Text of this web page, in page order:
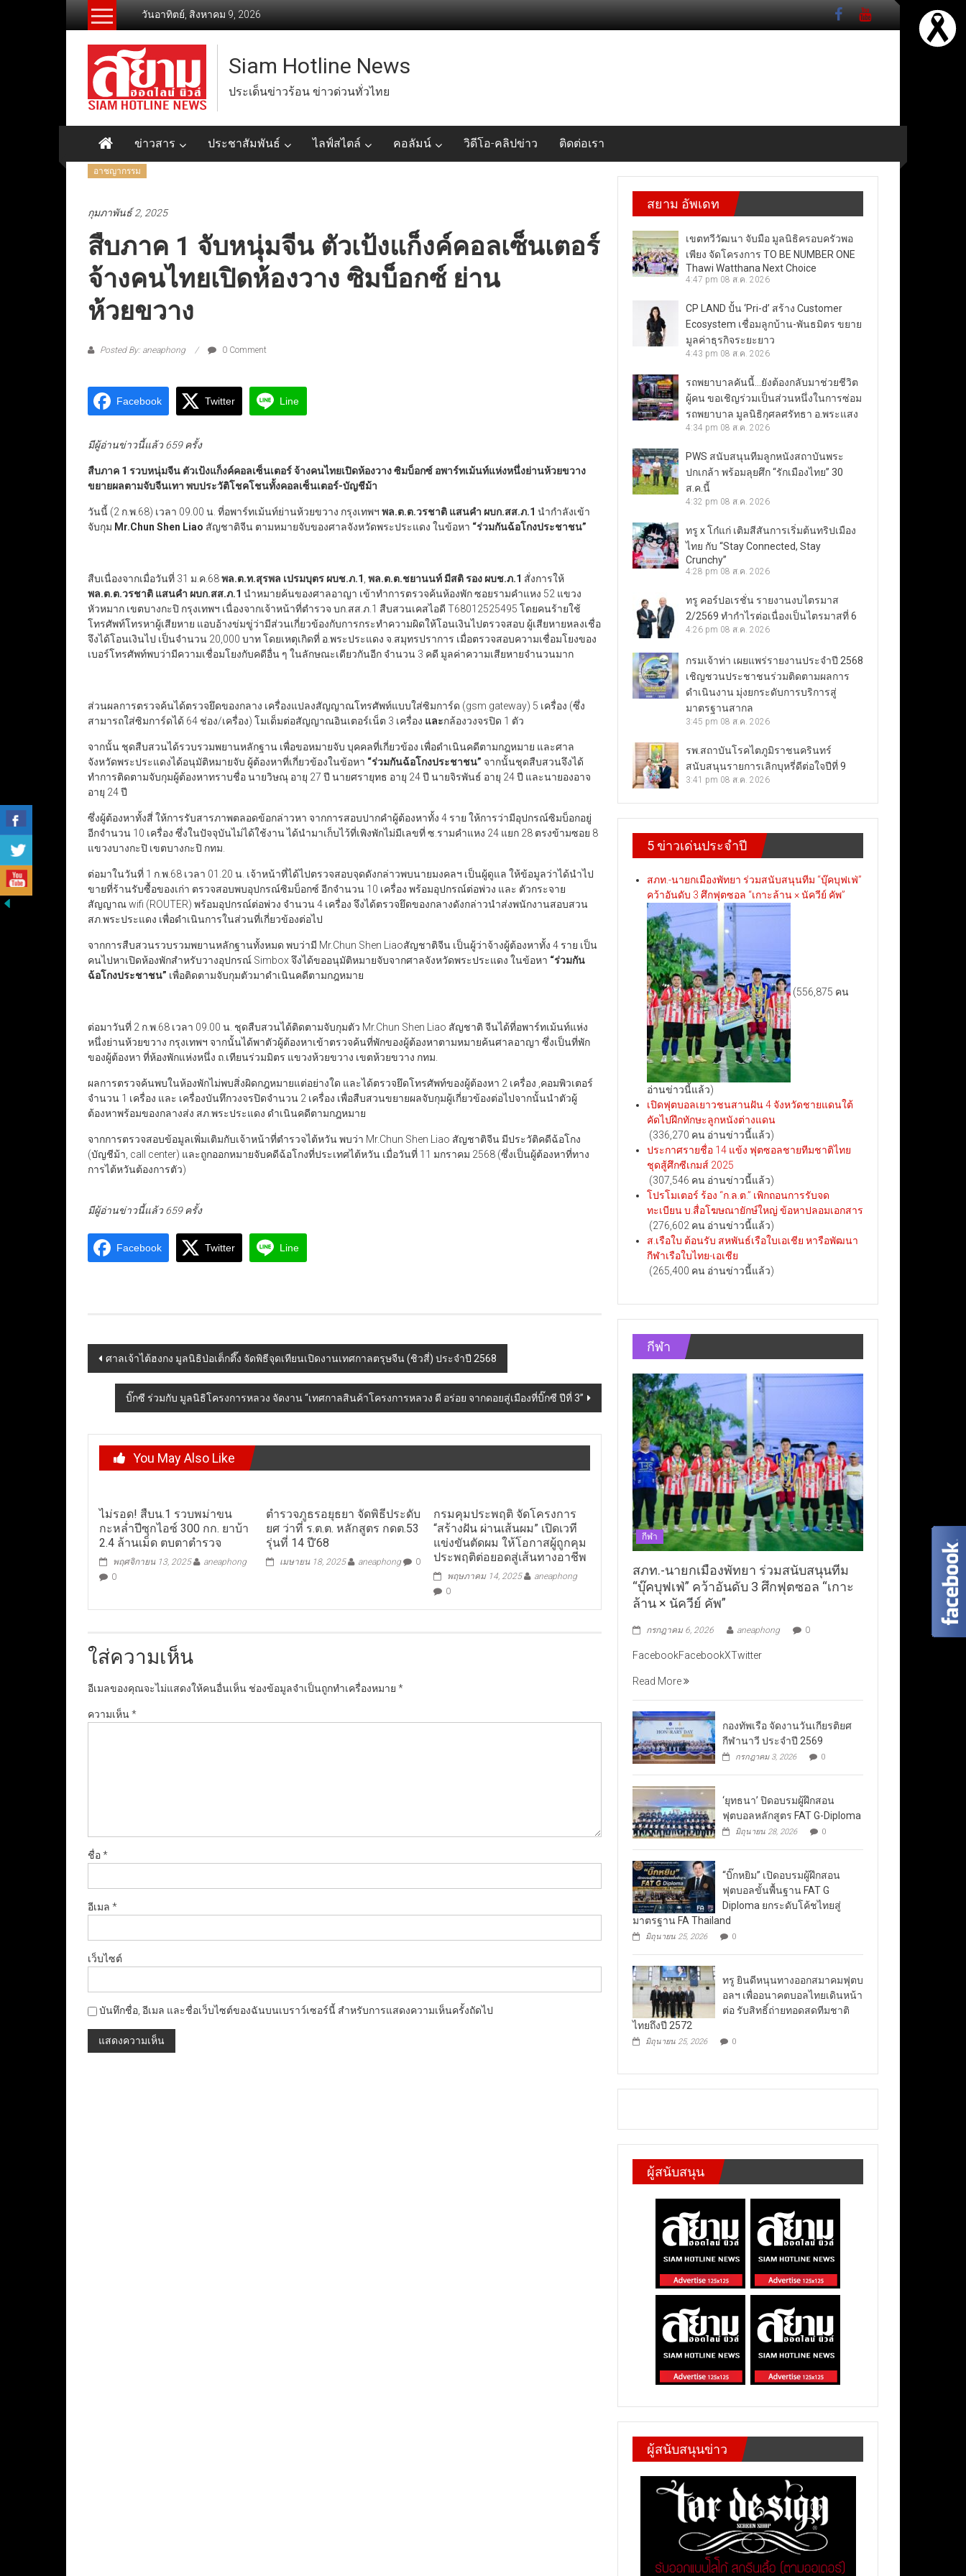
วันอาทิตย์, สิงหาคม 9, 2026
Siam Hotline News
ประเด็นข่าวร้อน ข่าวด่วนทั่วไทย
ข่าวสาร ประชาสัมพันธ์ ไลฟ์สไตล์ คอลัมน์ วิดีโอ-คลิปข่าว ติดต่อเรา
อาชญากรรม
กุมภาพันธ์ 2, 2025
สืบภาค 1 จับหนุ่มจีน ตัวเป้งแก็งค์คอลเซ็นเตอร์
จ้างคนไทยเปิดห้องวาง ซิมบ็อกซ์ ย่าน
ห้วยขวาง
Posted By: aneaphong 0 Comment
Facebook Twitter Line
มีผู้อ่านข่าวนี้แล้ว 659 ครั้ง
สืบภาค 1 รวบหนุ่มจีน ตัวเป้งแก็งค์คอลเซ็นเตอร์ จ้างคนไทยเปิดห้องวาง ซิมบ็อกซ์ อพาร์ทเม้นท์แห่งหนึ่งย่านห้วยขวาง
ขยายผลตามจับจีนเทา พบประวัติโชคโชนทั้งคอลเซ็นเตอร์-บัญชีม้า
วันนี้ (2 ก.พ.68) เวลา 09.00 น. ที่อพาร์ทเม้นท์ย่านห้วยขวาง กรุงเทพฯ พล.ต.ต.วรชาติ แสนคำ ผบก.สส.ภ.1 นำกำลังเข้า
จับกุม Mr.Chun Shen Liao สัญชาติจีน ตามหมายจับของศาลจังหวัดพระประแดง ในข้อหา “ร่วมกันฉ้อโกงประชาชน”
สืบเนื่องจากเมื่อวันที่ 31 ม.ค.68พล.ต.ท.สุรพล เปรมบุตร ผบช.ภ.1 พล.ต.ต.ชยานนท์ มีสติ รอง ผบช.ภ.1 สั่งการให้
พล.ต.ต.วรชาติ แสนคำ ผบก.สส.ภ.1 นำหมายค้นของศาลอาญา เข้าทำการตรวจค้นห้องพัก ซอยรามคำแหง 52 แขวง
หัวหมาก เขตบางกะปิ กรุงเทพฯ เนื่องจากเจ้าหน้าที่ตำรวจ บก.สส.ภ.1 สืบสวนเคสไอดี T68012525495 โดยคนร้ายใช้
โทรศัพท์โทรหาผู้เสียหาย แอบอ้างข่มขู่ว่ามีส่วนเกี่ยวข้องกับการกระทำความผิดให้โอนเงินไปตรวจสอบ ผู้เสียหายหลงเชื่อ
จึงได้โอนเงินไป เป็นจำนวน 20,000 บาท โดยเหตุเกิดที่ อ.พระประแดง จ.สมุทรปราการ เมื่อตรวจสอบความเชื่อมโยงของ
เบอร์โทรศัพท์พบว่ามีความเชื่อมโยงกับคดีอื่น ๆ ในลักษณะเดียวกันอีก จำนวน 3 คดี มูลค่าความเสียหายจำนวนมาก
ส่วนผลการตรวจค้นได้ตรวจยึดของกลาง เครื่องแปลงสัญญาณโทรศัพท์แบบใส่ซิมการ์ด (gsm gateway) 5 เครื่อง (ซึ่ง
สามารถใส่ซิมการ์ดได้ 64 ช่อง/เครื่อง) โมเด็มต่อสัญญาณอินเตอร์เน็ต 3 เครื่อง และกล้องวงจรปิด 1 ตัว
จากนั้น ชุดสืบสวนได้รวบรวมพยานหลักฐาน เพื่อขอหมายจับ บุคคลที่เกี่ยวข้อง เพื่อดำเนินคดีตามกฎหมาย และศาล
จังหวัดพระประแดงได้อนุมัติหมายจับ ผู้ต้องหาที่เกี่ยวข้องในข้อหา “ร่วมกันฉ้อโกงประชาชน” จากนั้นชุดสืบสวนจึงได้
ทำการติดตามจับกุมผู้ต้องหาทราบชื่อ นายวิษณุ อายุ 27 ปี นายศรายุทธ อายุ 24 ปี นายจิรพันธ์ อายุ 24 ปี และนายองอาจ
อายุ 24 ปี
ซึ่งผู้ต้องหาทั้งสี่ ให้การรับสารภาพตลอดข้อกล่าวหา จากการสอบปากคำผู้ต้องหาทั้ง 4 ราย ให้การว่ามีอุปกรณ์ซิมบ็อกอยู่
อีกจำนวน 10 เครื่อง ซึ่งในปัจจุบันไม่ได้ใช้งาน ได้นำมาเก็บไว้ที่เพิงพักไม่มีเลขที่ ซ.รามคำแหง 24 แยก 28 ตรงข้ามซอย 8
แขวงบางกะปิ เขตบางกะปิ กทม.
ต่อมาในวันที่ 1 ก.พ.68 เวลา 01.20 น. เจ้าหน้าที่ได้ไปตรวจสอบจุดดังกล่าวพบนายมงคลฯ เป็นผู้ดูแล ให้ข้อมูลว่าได้นำไป
ขายที่ร้านรับซื้อของเก่า ตรวจสอบพบอุปกรณ์ซิมบ็อกซ์ อีกจำนวน 10 เครื่อง พร้อมอุปกรณ์ต่อพ่วง และ ตัวกระจาย
สัญญาณ wifi (ROUTER) พร้อมอุปกรณ์ต่อพ่วง จำนวน 4 เครื่อง จึงได้ตรวจยึดของกลางดังกล่าวนำส่งพนักงานสอบสวน
สภ.พระประแดง เพื่อดำเนินการในส่วนที่เกี่ยวข้องต่อไป
จากการสืบสวนรวบรวมพยานหลักฐานทั้งหมด พบว่ามี Mr.Chun Shen Liaoสัญชาติจีน เป็นผู้ว่าจ้างผู้ต้องหาทั้ง 4 ราย เป็น
คนไปหาเปิดห้องพักสำหรับวางอุปกรณ์ Simbox จึงได้ขออนุมัติหมายจับจากศาลจังหวัดพระประแดง ในข้อหา “ร่วมกัน
ฉ้อโกงประชาชน” เพื่อติดตามจับกุมตัวมาดำเนินคดีตามกฎหมาย
ต่อมาวันที่ 2 ก.พ.68 เวลา 09.00 น. ชุดสืบสวนได้ติดตามจับกุมตัว Mr.Chun Shen Liao สัญชาติ จีนได้ที่อพาร์ทเม้นท์แห่ง
หนึ่งย่านห้วยขวาง กรุงเทพฯ จากนั้นได้พาตัวผู้ต้องหาเข้าตรวจค้นที่พักของผู้ต้องหาตามหมายค้นศาลอาญา ซึ่งเป็นที่พัก
ของผู้ต้องหา ที่ห้องพักแห่งหนึ่ง ถ.เทียนร่วมมิตร แขวงห้วยขวาง เขตห้วยขวาง กทม.
ผลการตรวจค้นพบในห้องพักไม่พบสิ่งผิดกฎหมายแต่อย่างใด และได้ตรวจยึดโทรศัพท์ของผู้ต้องหา 2 เครื่อง ,คอมพิวเตอร์
จำนวน 1 เครื่อง และ เครื่องบันทึกวงจรปิดจำนวน 2 เครื่อง เพื่อสืบสวนขยายผลจับกุมผู้เกี่ยวข้องต่อไปจากนั้นนำตัวผู้
ต้องหาพร้อมของกลางส่ง สภ.พระประแดง ดำเนินคดีตามกฎหมาย
จากการตรวจสอบข้อมูลเพิ่มเติมกับเจ้าหน้าที่ตำรวจไต้หวัน พบว่า Mr.Chun Shen Liao สัญชาติจีน มีประวัติคดีฉ้อโกง
(บัญชีม้า, call center) และถูกออกหมายจับคดีฉ้อโกงที่ประเทศไต้หวัน เมื่อวันที่ 11 มกราคม 2568 (ซึ่งเป็นผู้ต้องหาที่ทาง
การไต้หวันต้องการตัว)
มีผู้อ่านข่าวนี้แล้ว 659 ครั้ง
Facebook Twitter Line
Post
navigation
ศาลเจ้าไต้ฮงกง มูลนิธิป่อเต็กตึ๊ง จัดพิธีจุดเทียนเปิดงานเทศกาลตรุษจีน (ชิวสี่) ประจำปี 2568
บิ๊กซี ร่วมกับ มูลนิธิโครงการหลวง จัดงาน “เทศกาลสินค้าโครงการหลวง ดี อร่อย จากดอยสู่เมืองที่บิ๊กซี ปีที่ 3”
You May Also Like
ไม่รอด! สืบน.1 รวบพม่าขน
กะหล่ำปีซุกไอซ์ 300 กก. ยาบ้า
2.4 ล้านเม็ด ตบตาตำรวจ
พฤศจิกายน 13, 2025
aneaphong
0
ตำรวจภูธรอยุธยา จัดพิธีประดับ
ยศ ว่าที่ ร.ต.ต. หลักสูตร กดต.53
รุ่นที่ 14 ปี’68
เมษายน 18, 2025 aneaphong 0
กรมคุมประพฤติ จัดโครงการ
“สร้างฝัน ผ่านเส้นผม” เปิดเวที
แข่งขันตัดผม ให้โอกาสผู้ถูกคุม
ประพฤติต่อยอดสู่เส้นทางอาชีพ
พฤษภาคม 14, 2025
aneaphong
0
ใส่ความเห็น
อีเมลของคุณจะไม่แสดงให้คนอื่นเห็น ช่องข้อมูลจำเป็นถูกทำเครื่องหมาย *
ความเห็น*
ชื่อ*
อีเมล *
เว็บไซต์
บันทึกชื่อ, อีเมล และชื่อเว็บไซต์ของฉันบนเบราว์เซอร์นี้ สำหรับการแสดงความเห็นครั้งถัดไป
สยาม อัพเดท
เขตทวีวัฒนา จับมือ มูลนิธิครอบครัวพอ
เพียง จัดโครงการ TO BE NUMBER ONE
Thawi Watthana Next Choice
4:47 pm 08 ส.ค. 2026
CP LAND ปั้น ‘Pri-d’ สร้าง Customer
Ecosystem เชื่อมลูกบ้าน-พันธมิตร ขยาย
มูลค่าธุรกิจระยะยาว
4:43 pm 08 ส.ค. 2026
รถพยาบาลคันนี้…ยังต้องกลับมาช่วยชีวิต
ผู้คน ขอเชิญร่วมเป็นส่วนหนึ่งในการซ่อม
รถพยาบาล มูลนิธิกุศลศรัทธา อ.พระแสง
4:34 pm 08 ส.ค. 2026
PWS สนับสนุนทีมลูกหนังสถาบันพระ
ปกเกล้า พร้อมลุยศึก “รักเมืองไทย” 30
ส.ค.นี้
4:32 pm 08 ส.ค. 2026
ทรู x โก๋แก่ เติมสีสันการเริ่มต้นทริปเมือง
ไทย กับ “Stay Connected, Stay
Crunchy”
4:28 pm 08 ส.ค. 2026
ทรู คอร์ปอเรชั่น รายงานงบไตรมาส
2/2569 ทำกำไรต่อเนื่องเป็นไตรมาสที่ 6
4:26 pm 08 ส.ค. 2026
กรมเจ้าท่า เผยแพร่รายงานประจำปี 2568
เชิญชวนประชาชนร่วมติดตามผลการ
ดำเนินงาน มุ่งยกระดับการบริการสู่
มาตรฐานสากล
3:45 pm 08 ส.ค. 2026
รพ.สถาบันโรคไตภูมิราชนครินทร์
สนับสนุนรายการเลิกบุหรี่ดีต่อใจปีที่ 9
3:41 pm 08 ส.ค. 2026
5 ข่าวเด่นประจำปี
สภท.-นายกเมืองพัทยา ร่วมสนับสนุนทีม “บุ๊คบุฟเฟ่”
คว้าอันดับ 3 ศึกฟุตซอล “เกาะล้าน × นัควีย์ คัพ”
(556,875 คน
อ่านข่าวนี้แล้ว)
เปิดฟุตบอลเยาวชนสานฝัน 4 จังหวัดชายแดนใต้
คัดไปฝึกทักษะลูกหนังต่างแดน
(336,270 คน อ่านข่าวนี้แล้ว)
ประกาศรายชื่อ 14 แข้ง ฟุตซอลชายทีมชาติไทย
ชุดสู้ศึกซีเกมส์ 2025
(307,546 คน อ่านข่าวนี้แล้ว)
โปรโมเตอร์ ร้อง “ก.ล.ต.” เพิกถอนการรับจด
ทะเบียน บ.สื่อโฆษณายักษ์ใหญ่ ข้อหาปลอมเอกสาร
(276,602 คน อ่านข่าวนี้แล้ว)
ส.เรือใบ ต้อนรับ สหพันธ์เรือใบเอเชีย หารือพัฒนา
กีฬาเรือใบไทย-เอเชีย
(265,400 คน อ่านข่าวนี้แล้ว)
กีฬา
กีฬา
สภท.-นายกเมืองพัทยา ร่วมสนับสนุนทีม
“บุ๊คบุฟเฟ่” คว้าอันดับ 3 ศึกฟุตซอล “เกาะ
ล้าน × นัควีย์ คัพ”
กรกฎาคม 6, 2026 aneaphong 0
FacebookFacebookXTwitter
Read More
กองทัพเรือ จัดงานวันเกียรติยศ
กีฬานาวี ประจำปี 2569
กรกฎาคม 3, 2026 0
‘ยุทธนา’ ปิดอบรมผู้ฝึกสอน
ฟุตบอลหลักสูตร FAT G-Diploma
มิถุนายน 28, 2026 0
“บิ๊กหยิม” เปิดอบรมผู้ฝึกสอน
ฟุตบอลขั้นพื้นฐาน FAT G
Diploma ยกระดับโค้ชไทยสู่
มาตรฐาน FA Thailand
มิถุนายน 25, 2026 0
ทรู ยินดีหนุนทางออกสมาคมฟุตบ
อลฯ เพื่ออนาคตบอลไทยเดินหน้า
ต่อ รับสิทธิ์ถ่ายทอดสดทีมชาติ
ไทยถึงปี 2572
มิถุนายน 25, 2026 0
ผู้สนับสนุน
ผู้สนับสนุนข่าว